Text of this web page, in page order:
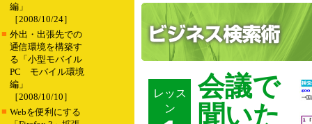
編」
［2008/10/24］
■ 外出・出張先での
通信環境を構築す
る「小型モバイル
PC モバイル環境
編」
［2008/10/10］
■ Webを便利にする
レッス
ン
会議で
聞いた